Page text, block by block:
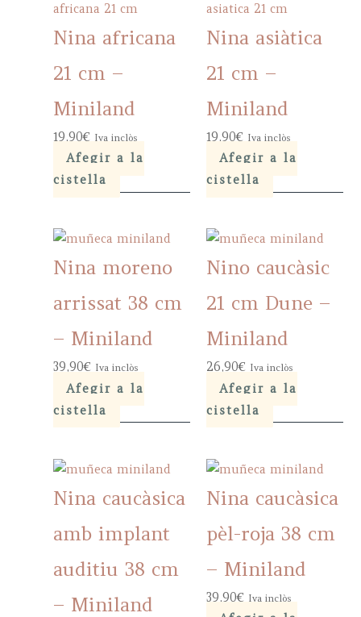
Nina africana
21 cm –
Miniland
19,90€ Iva inclòs
Afegir a la
cistella
Nina asiàtica
21 cm –
Miniland
19,90€ Iva inclòs
Afegir a la
cistella
Nina moreno
arrissat 38 cm
– Miniland
39,90€ Iva inclòs
Afegir a la
cistella
Nino caucàsic
21 cm Dune –
Miniland
26,90€ Iva inclòs
Afegir a la
cistella
Nina caucàsica
amb implant
auditiu 38 cm
– Miniland
Nina caucàsica
pèl-roja 38 cm
– Miniland
39,90€ Iva inclòs